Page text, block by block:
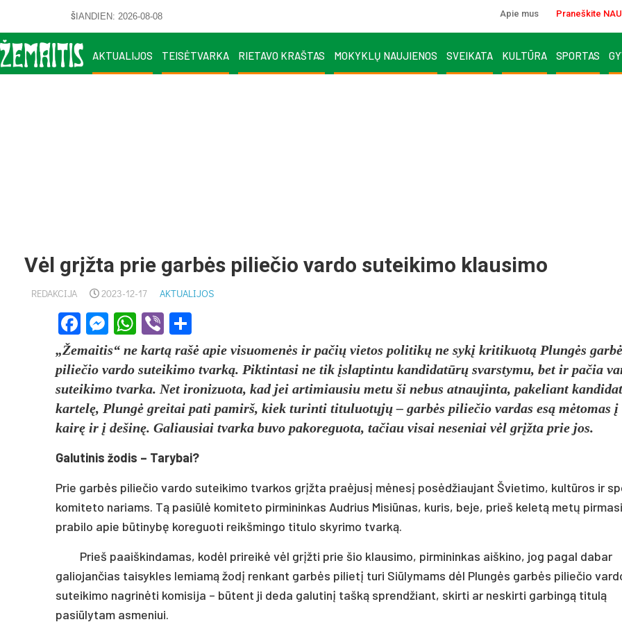
ŠIANDIEN: 2026-08-08 Apie mus Praneškite
AKTUALIJOS TEISĖTVARKA RIETAVO KRAŠTAS MOKYKLŲ NAUJIENOS SVEIKATA KULTŪRA SPORTAS
Vėl grįžta prie garbės piliečio vardo suteikimo klausimo
REDAKCIJA 2023-12-17 AKTUALIJOS
Facebook
Messenger
WhatsApp
Viber
„Žemaitis“ ne kartą rašė apie visuomenės ir pačių vietos politikų ne sykį kritikuotą Plungės
piliečio vardo suteikimo tvarką. Piktintasi ne tik įslaptintu kandidatūrų svarstymu, bet ir pačia
suteikimo tvarka. Net ironizuota, kad jei artimiausiu metu ši nebus atnaujinta, pakeliant
kartelę, Plungė greitai pati pamirš, kiek turinti tituluotųjų – garbės piliečio vardas esą mėtomas į
kairę ir į dešinę. Galiausiai tvarka buvo pakoreguota, tačiau visai neseniai vėl grįžta prie jos.
Galutinis žodis – Tarybai?
Prie garbės piliečio vardo suteikimo tvarkos grįžta praėjusį mėnesį posėdžiaujant Švietimo, kultūros ir
komiteto nariams. Tą pasiūlė komiteto pirmininkas Audrius Misiūnas, kuris, beje, prieš keletą metų
prabilo apie būtinybę koreguoti reikšmingo titulo skyrimo tvarką.
Prieš paaiškindamas, kodėl prireikė vėl grįžti prie šio klausimo, pirmininkas aiškino, jog pagal dabar
galiojančias taisykles lemiamą žodį renkant garbės pilietį turi Siūlymams dėl Plungės garbės piliečio
suteikimo nagrinėti komisija – būtent ji deda galutinį tašką sprendžiant, skirti ar neskirti garbingą titulą
pasiūlytam asmeniui.